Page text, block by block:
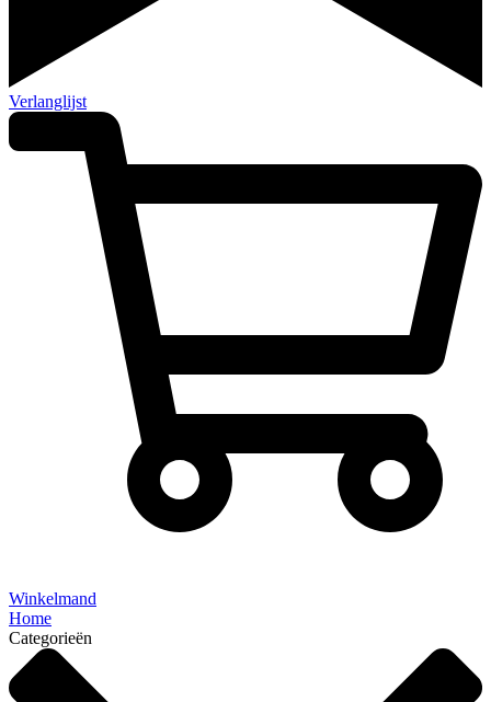
Verlanglijst
Winkelmand
Home
Categorieën